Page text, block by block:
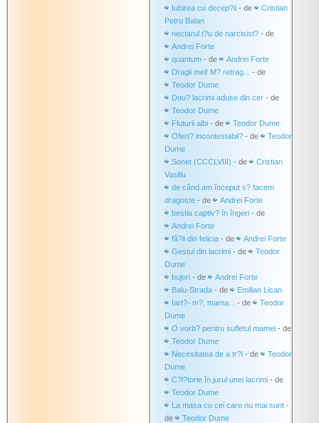
Iubirea cu decep?ii - de
Cristian
Petru Balan
nectarul t?u de narcisist? - de
Andrei Forte
quantum - de
Andrei Forte
Dragii mei! M? retrag...
- de
Teodor Dume
Dou? lacrimi aduse din cer - de
Teodor Dume
Fluturii albi - de
Teodor Dume
Ofert? incontestabil? - de
Teodor
Dume
Sonet (CCCLVIII) - de
Cristian
Vasiliu
de când am început s? facem
dragoste - de
Andrei Forte
bestia captiv? în îngeri - de
Andrei Forte
fâ?ii din felicia - de
Andrei Forte
Gestul din lacrimi - de
Teodor
Dume
bujori - de
Andrei Forte
Balu-Strada - de
Emilian Lican
Iart?- m?, mama...
- de
Teodor
Dume
O vorb? pentru sufletul mamei - de
Teodor Dume
Necesitatea de a tr?i - de
Teodor
Dume
C?l?torie în jurul unei lacrimi - de
Teodor Dume
La masa cu cei care nu mai sunt -
de
Teodor Dume